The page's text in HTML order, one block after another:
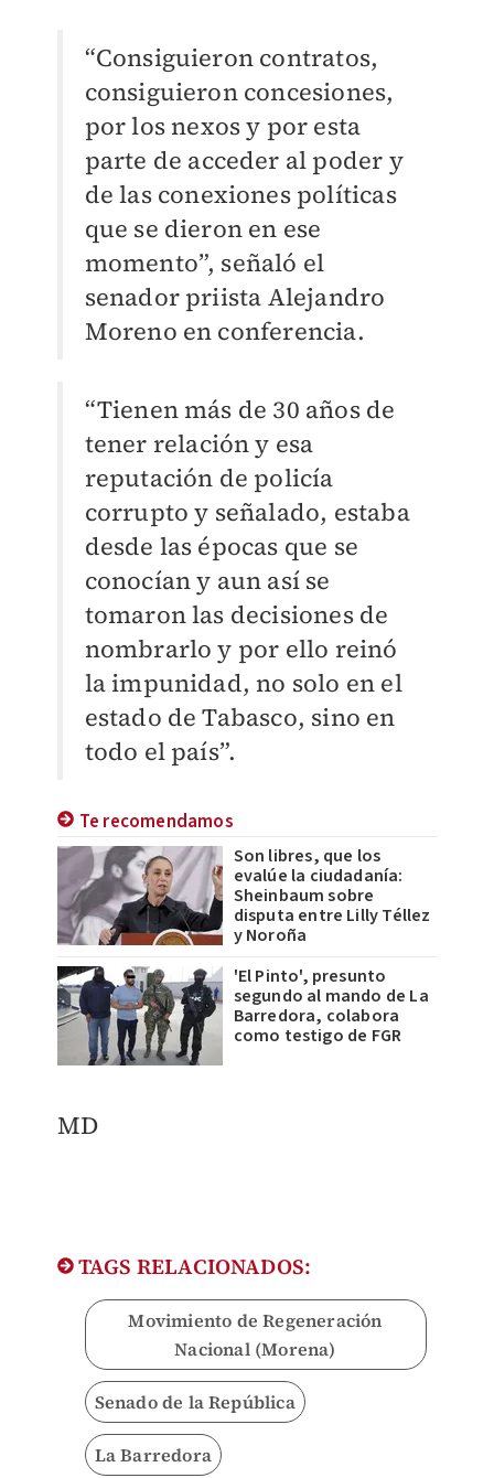
“Consiguieron contratos,
consiguieron concesiones,
por los nexos y por esta
parte de acceder al poder y
de las conexiones políticas
que se dieron en ese
momento”, señaló el
senador priista Alejandro
Moreno en conferencia.
“Tienen más de 30 años de
tener relación y esa
reputación de policía
corrupto y señalado, estaba
desde las épocas que se
conocían y aun así se
tomaron las decisiones de
nombrarlo y por ello reinó
la impunidad, no solo en el
estado de Tabasco, sino en
todo el país”.
Te recomendamos
Son libres, que los
evalúe la ciudadanía:
Sheinbaum sobre
disputa entre Lilly Téllez
y Noroña
'El Pinto', presunto
segundo al mando de La
Barredora, colabora
como testigo de FGR
MD
TAGS RELACIONADOS:
Movimiento de Regeneración
Nacional (Morena)
Senado de la República
La Barredora